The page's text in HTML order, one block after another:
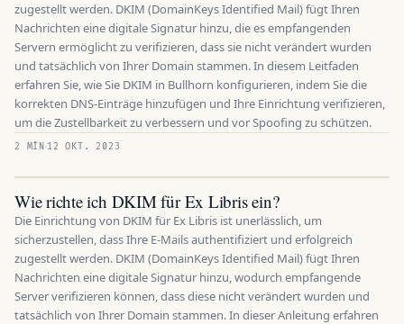
zugestellt werden. DKIM (DomainKeys Identified Mail) fügt Ihren
Nachrichten eine digitale Signatur hinzu, die es empfangenden
Servern ermöglicht zu verifizieren, dass sie nicht verändert wurden
und tatsächlich von Ihrer Domain stammen. In diesem Leitfaden
erfahren Sie, wie Sie DKIM in Bullhorn konfigurieren, indem Sie die
korrekten DNS-Einträge hinzufügen und Ihre Einrichtung verifizieren,
um die Zustellbarkeit zu verbessern und vor Spoofing zu schützen.
2 MÍN 12 OKT. 2023
Wie richte ich DKIM für Ex Libris ein?
Die Einrichtung von DKIM für Ex Libris ist unerlässlich, um
sicherzustellen, dass Ihre E-Mails authentifiziert und erfolgreich
zugestellt werden. DKIM (DomainKeys Identified Mail) fügt Ihren
Nachrichten eine digitale Signatur hinzu, wodurch empfangende
Server verifizieren können, dass diese nicht verändert wurden und
tatsächlich von Ihrer Domain stammen. In dieser Anleitung erfahren